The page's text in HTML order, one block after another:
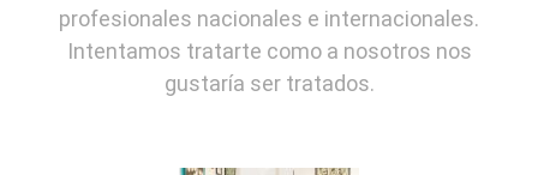
profesionales nacionales e internacionales.
Intentamos tratarte como a nosotros nos
gustaría ser tratados.